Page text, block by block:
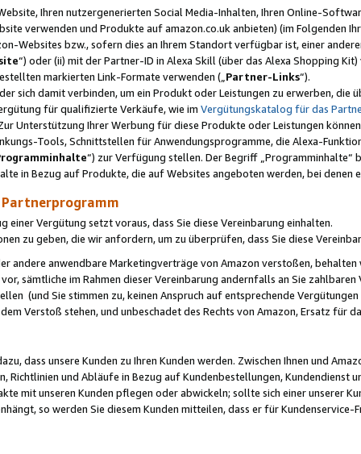
Ihren nutzergenerierten Social Media-Inhalten, Ihren Online-
verwenden und Produkte auf amazon.co.uk anbieten) (im Folgenden
Websites bzw., sofern dies an Ihrem Standort verfügbar ist, einer
“) oder (ii) mit der Partner-ID in Alexa Skill (über das Alexa Shopping
markierten Link-Formate verwenden („ Partner-Links“).
sich damit verbinden, um ein Produkt oder Leistungen zu erwerben,
für qualifizierte Verkäufe, wie im Vergütungskatalog für das
Unterstützung Ihrer Werbung für diese Produkte oder Leistungen
Tools, Schnittstellen für Anwendungsprogramme, die Alexa-
“) zur Verfügung stellen. Der Begriff „Programminhalte“
in Bezug auf Produkte, die auf Websites angeboten werden, bei denen
einer Vergütung setzt voraus, dass Sie diese Vereinbarung einhalten.
zu geben, die wir anfordern, um zu überprüfen, dass Sie diese
andere anwendbare Marketingverträge von Amazon verstoßen,
sämtliche im Rahmen dieser Vereinbarung andernfalls an Sie
(und Sie stimmen zu, keinen Anspruch auf entsprechende
Verstoß stehen, und unbeschadet des Rechts von Amazon, Ersatz für
dass unsere Kunden zu Ihren Kunden werden. Zwischen Ihnen und
Richtlinien und Abläufe in Bezug auf Kundenbestellungen, Kundendienst
mit unseren Kunden pflegen oder abwickeln; sollte sich einer unserer
so werden Sie diesem Kunden mitteilen, dass er für